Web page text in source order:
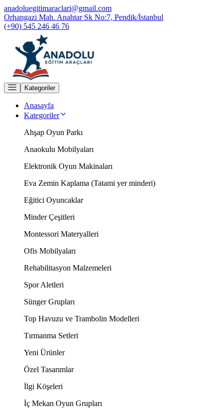
anadoluegitimaraclari@gmail.com
Orhangazi Mah. Anahtar Sk No:7, Pendik/İstanbul
(+90) 545 246 46 76
Kategoriler
Anasayfa
Kategoriler
Ahşap Oyun Parkı
Anaokulu Mobilyaları
Elektronik Oyun Makinaları
Eva Zemin Kaplama (Tatami yer minderi)
Eğitici Oyuncaklar
Minder Çeşitleri
Montessori Materyalleri
Ofis Mobilyaları
Rehabilitasyon Malzemeleri
Spor Aletleri
Sünger Grupları
Top Havuzu ve Trambolin Modelleri
Tırmanma Setleri
Yeni Ürünler
Özel Tasarımlar
İlgi Köşeleri
İç Mekan Oyun Grupları